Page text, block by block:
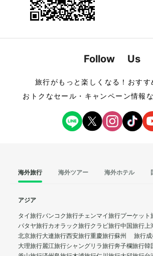
Follow Us
旅行がもっと楽しくなる！おすす
おトクなセール・キャンペーン情報
海外旅行 海外ツアー 海外ホテル
アジア
タイ旅行バンコク旅行チェンマイ旅行プーケット
パタヤ旅行カオラック旅行クラビ旅行中国旅行上
北京旅行大連旅行西安旅行重慶旅行蘇州 旅行
大理旅行麗江旅行シャングリラ旅行奔子欄旅行韓